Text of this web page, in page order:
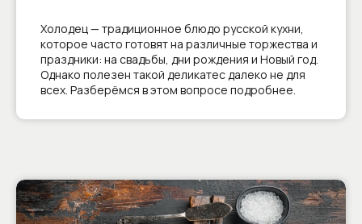
Холодец — традиционное блюдо русской кухни,
которое часто готовят на различные торжества и
праздники: на свадьбы, дни рождения и Новый год.
Однако полезен такой деликатес далеко не для
всех. Разберёмся в этом вопросе подробнее.